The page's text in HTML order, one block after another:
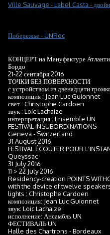
Ville Sauvage - Label Casta -
Побережье - UNRec
КОНЦЕРТ на Мануфактуре
Бордо
21-22 сентября 2016
ТОЧКИ БЕЗ ПОВЕРХНОСТИ
с устройством из двенадцати
композиция : Jean Luc Guionnet
свет : Christophe Cardoen
звук : Loic Lachaize
интерпретация : Ensemble UN
FESTIVAL iNSUBORDINATIONS
Geneva - Switzerland
31 August 2016
FESTIVAL ÉCOUTER POUR
Queyssac
31 July 2016
11 > 22 July 2016
Residency-creation POINTS
with the device of twelve
lights : Christophe Cardoen
композиция: Jean Luc Guionnet
звук: Loic Lachaize
исполнение: Ансамбль UN
ФЕСТИВАЛЬ UN
Halle des Chartrons - Bordeaux